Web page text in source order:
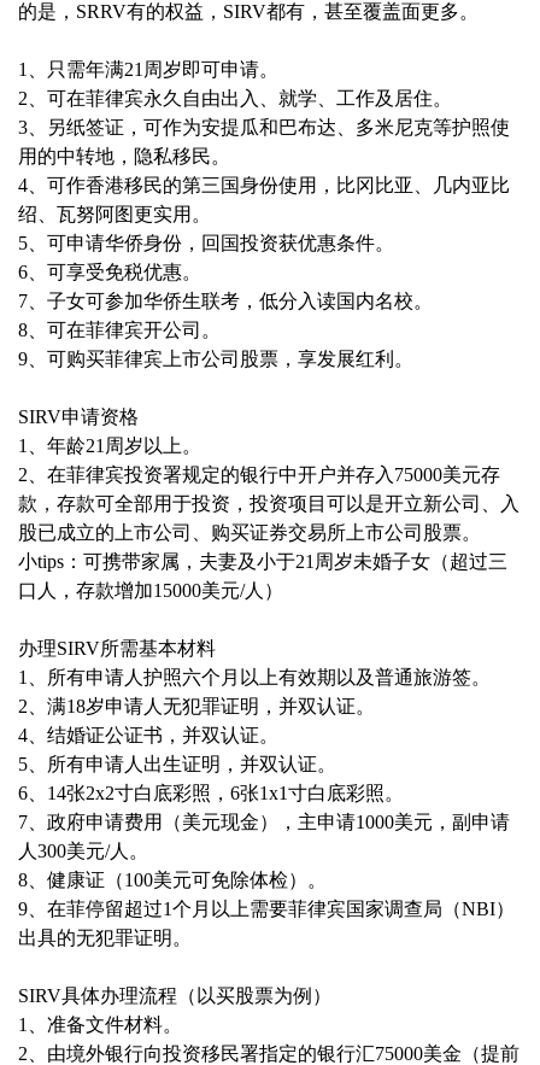
的是，SRRV有的权益，SIRV都有，甚至覆盖面更多。
1、只需年满21周岁即可申请。
2、可在菲律宾永久自由出入、就学、工作及居住。
3、另纸签证，可作为安提瓜和巴布达、多米尼克等护照使
用的中转地，隐私移民。
4、可作香港移民的第三国身份使用，比冈比亚、几内亚比
绍、瓦努阿图更实用。
5、可申请华侨身份，回国投资获优惠条件。
6、可享受免税优惠。
7、子女可参加华侨生联考，低分入读国内名校。
8、可在菲律宾开公司。
9、可购买菲律宾上市公司股票，享发展红利。
SIRV申请资格
1、年龄21周岁以上。
2、在菲律宾投资署规定的银行中开户并存入75000美元存
款，存款可全部用于投资，投资项目可以是开立新公司、入
股已成立的上市公司、购买证券交易所上市公司股票。
小tips：可携带家属，夫妻及小于21周岁未婚子女（超过三
口人，存款增加15000美元/人）
办理SIRV所需基本材料
1、所有申请人护照六个月以上有效期以及普通旅游签。
2、满18岁申请人无犯罪证明，并双认证。
4、结婚证公证书，并双认证。
5、所有申请人出生证明，并双认证。
6、14张2x2寸白底彩照，6张1x1寸白底彩照。
7、政府申请费用（美元现金），主申请1000美元，副申请
人300美元/人。
8、健康证（100美元可免除体检）。
9、在菲停留超过1个月以上需要菲律宾国家调查局（NBI）
出具的无犯罪证明。
SIRV具体办理流程（以买股票为例）
1、准备文件材料。
2、由境外银行向投资移民署指定的银行汇75000美金（提前